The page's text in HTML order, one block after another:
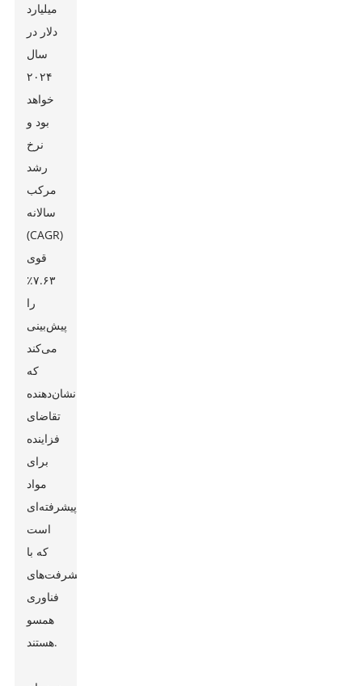
میلیارد
دلار در
سال
۲۰۲۴
خواهد
بود و
نرخ
رشد
مرکب
سالانه
(CAGR)
قوی
۷.۶۳٪
را
پیش‌بینی
می‌کند
که
نشان‌دهنده
تقاضای
فزاینده
برای
مواد
پیشرفته‌ای
است
که با
پیشرفت‌های
فناوری
همسو
هستند.